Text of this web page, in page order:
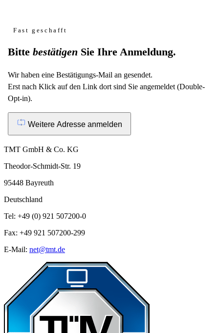
Fast geschafft
Bitte bestätigen Sie Ihre Anmeldung.
Wir haben eine Bestätigungs-Mail an gesendet.
Erst nach Klick auf den Link dort sind Sie angemeldet (Double-
Opt-in).
Weitere Adresse anmelden
TMT GmbH & Co. KG
Theodor-Schmidt-Str. 19
95448 Bayreuth
Deutschland
Tel: +49 (0) 921 507200-0
Fax: +49 921 507200-299
E-Mail: net@tmt.de